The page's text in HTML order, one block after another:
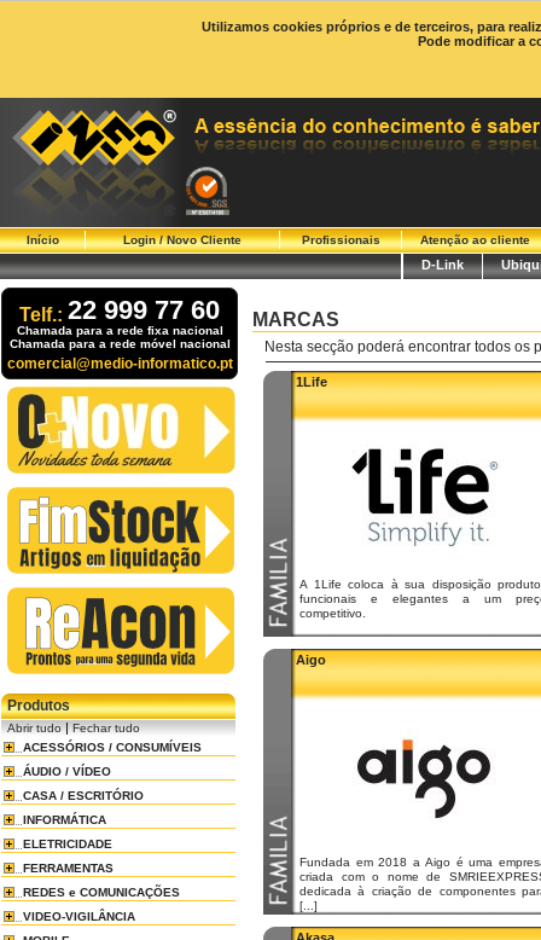
Utilizamos cookies próprios e de terceiros, para
Pode modificar a
Início Login / Novo Cliente Profissionais Atenção ao cliente
D-Link
Telf.: 22 999 77 60
Chamada para a rede fixa nacional
Chamada para a rede móvel nacional
comercial@medio-informatico.pt
Produtos
Abrir tudo|Fechar tudo
ACESSÓRIOS / CONSUMÍVEIS
ÁUDIO / VÍDEO
CASA / ESCRITÓRIO
INFORMÁTICA
ELETRICIDADE
FERRAMENTAS
REDES e COMUNICAÇÕES
VIDEO-VIGILÂNCIA
MARCAS
Nesta secção poderá encontrar todos os
1Life
A 1Life coloca à sua disposição
funcionais e elegantes a um
competitivo.
Aigo
Fundada em 2018 a Aigo é uma
criada com o nome de
dedicada à criação de componentes
[...]